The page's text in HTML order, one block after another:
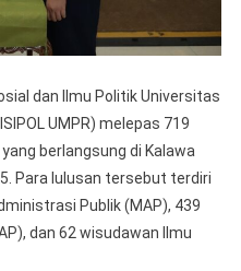
dan Ilmu Politik Universitas
UMPR) melepas 719
berlangsung di Kalawa
Para lulusan tersebut terdiri
Publik (MAP), 439
dan 62 wisudawan Ilmu